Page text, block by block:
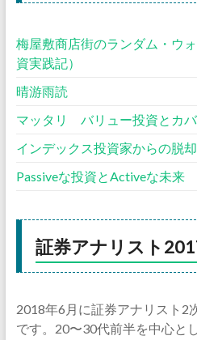
梅屋敷商店街のランダム・ウ
資実践記）
晴游雨読
マッタリ バリュー投資とカ
インデックス投資家からの脱
Passiveな投資とActiveな未来
証券アナリスト
2018年6月に証券アナリスト2
です。20〜30代前半を中心と